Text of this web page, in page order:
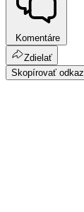
Komentáre
Zdielať
Skopírovať odkaz